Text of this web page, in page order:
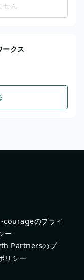
せん
クス
courageのプライ
ー
Partnersのプ
リシー